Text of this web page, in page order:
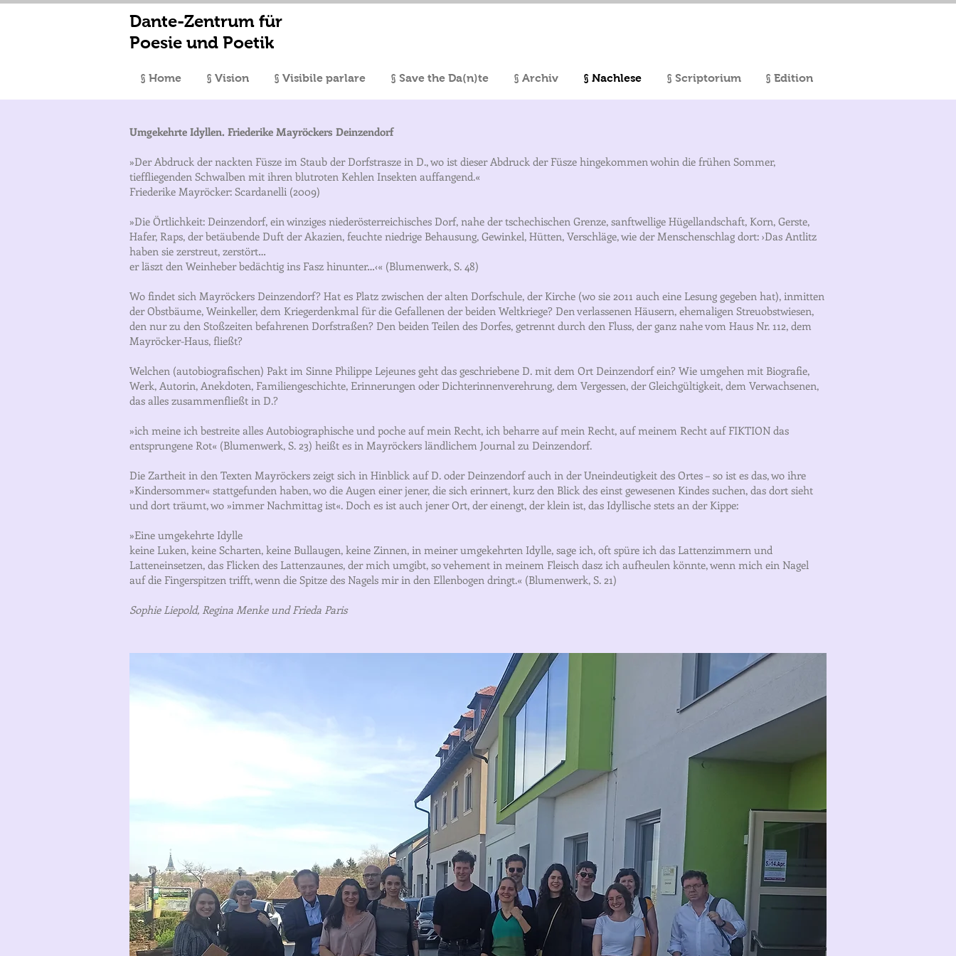
Dante-Zentrum für
Poesie und Poetik
§ Home § Vision § Visibile parlare § Save the Da(n)te § Archiv § Nachlese § Scriptorium § Edition
Umgekehrte Idyllen. Friederike Mayröckers Deinzendorf
»Der Abdruck der nackten Füsze im Staub der Dorfstrasze in D., wo ist dieser Abdruck der Füsze hingekommen wohin die frühen Sommer,
tieffliegenden Schwalben mit ihren blutroten Kehlen Insekten auffangend.«
Friederike Mayröcker: Scardanelli (2009)
»Die Örtlichkeit: Deinzendorf, ein winziges niederösterreichisches Dorf, nahe der tschechischen Grenze, sanftwellige Hügellandschaft, Korn, Gerste,
Hafer, Raps, der betäubende Duft der Akazien, feuchte niedrige Behausung, Gewinkel, Hütten, Verschläge, wie der Menschenschlag dort: ›Das Antlitz
haben sie zerstreut, zerstört…
er läszt den Weinheber bedächtig ins Fasz hinunter…‹« (Blumenwerk, S. 48)
Wo findet sich Mayröckers Deinzendorf? Hat es Platz zwischen der alten Dorfschule, der Kirche (wo sie 2011 auch eine Lesung gegeben hat), inmitten
der Obstbäume, Weinkeller, dem Kriegerdenkmal für die Gefallenen der beiden Weltkriege? Den verlassenen Häusern, ehemaligen Streuobstwiesen,
den nur zu den Stoßzeiten befahrenen Dorfstraßen? Den beiden Teilen des Dorfes, getrennt durch den Fluss, der ganz nahe vom Haus Nr. 112, dem
Mayröcker-Haus, fließt?
Welchen (autobiografischen) Pakt im Sinne Philippe Lejeunes geht das geschriebene D. mit dem Ort Deinzendorf ein? Wie umgehen mit Biografie,
Werk, Autorin, Anekdoten, Familiengeschichte, Erinnerungen oder Dichterinnenverehrung, dem Vergessen, der Gleichgültigkeit, dem Verwachsenen,
das alles zusammenfließt in D.?
»ich meine ich bestreite alles Autobiographische und poche auf mein Recht, ich beharre auf mein Recht, auf meinem Recht auf FIKTION das
entsprungene Rot« (Blumenwerk, S. 23) heißt es in Mayröckers ländlichem Journal zu Deinzendorf.
Die Zartheit in den Texten Mayröckers zeigt sich in Hinblick auf D. oder Deinzendorf auch in der Uneindeutigkeit des Ortes – so ist es das, wo ihre
»Kindersommer« stattgefunden haben, wo die Augen einer jener, die sich erinnert, kurz den Blick des einst gewesenen Kindes suchen, das dort sieht
und dort träumt, wo »immer Nachmittag ist«. Doch es ist auch jener Ort, der einengt, der klein ist, das Idyllische stets an der Kippe:
»Eine umgekehrte Idylle
keine Luken, keine Scharten, keine Bullaugen, keine Zinnen, in meiner umgekehrten Idylle, sage ich, oft spüre ich das Lattenzimmern und
Latteneinsetzen, das Flicken des Lattenzaunes, der mich umgibt, so vehement in meinem Fleisch dasz ich aufheulen könnte, wenn mich ein Nagel
auf die Fingerspitzen trifft, wenn die Spitze des Nagels mir in den Ellenbogen dringt.« (Blumenwerk, S. 21)
Sophie Liepold, Regina Menke und Frieda Paris​​​​​​